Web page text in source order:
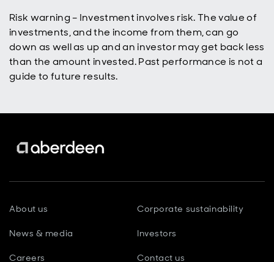
Risk warning – Investment involves risk. The value of
investments, and the income from them, can go
down as well as up and an investor may get back less
than the amount invested. Past performance is not a
guide to future results.
About us Corporate sustainability
News & media Investors
Careers Contact us